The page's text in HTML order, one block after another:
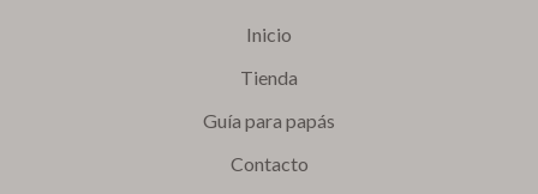
Inicio
Tienda
Guía para papás
Contacto